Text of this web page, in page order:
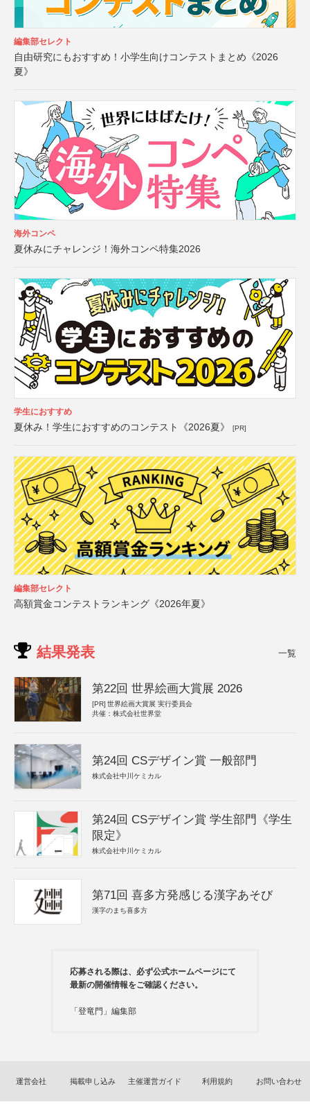
編集部セレクト
自由研究にもおすすめ！小学生向けコンテストまとめ《2026
夏》
海外コンペ
夏休みにチャレンジ！海外コンペ特集2026
学生におすすめ
夏休み！学生におすすめのコンテスト《2026夏》 [PR]
編集部セレクト
高額賞金コンテストランキング《2026年夏》
結果発表 一覧
第22回 世界絵画大賞展 2026
[PR] 世界絵画大賞展 実行委員会
共催：株式会社世界堂
第24回 CSデザイン賞 一般部門
株式会社中川ケミカル
第24回 CSデザイン賞 学生部門《学生
限定》
株式会社中川ケミカル
第71回 喜多方発感じる漢字あそび
漢字のまち喜多方
応募される際は、必ず公式ホームページにて
最新の開催情報をご確認ください。
「登竜門」編集部
運営会社 掲載申し込み 主催運営ガイド 利用規約 お問い合わせ